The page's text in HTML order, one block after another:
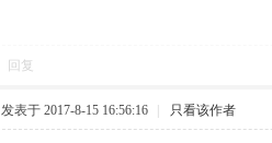
回复
发表于 2017-8-15 16:56:16 只看该作者